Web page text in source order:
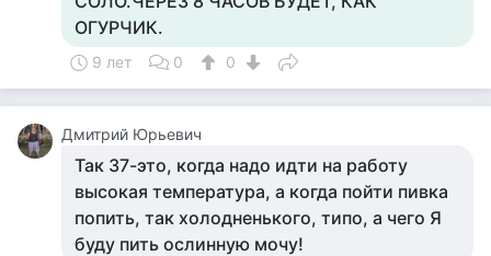
ОГУРЧИК.
9 лет 0 0
Дмитрий Юрьевич
Так 37-это, когда надо идти на работу
высокая температура, а когда пойти пивка
попить, так холодненького, типо, а чего Я
буду пить ослинную мочу!